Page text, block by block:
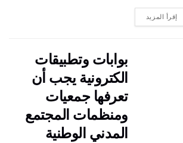
إقرأ المزيد
بوابات وتطبيقات
الكترونية يجب أن
تعرفها جمعيات
ومنظمات المجتمع
المدني الوطنية